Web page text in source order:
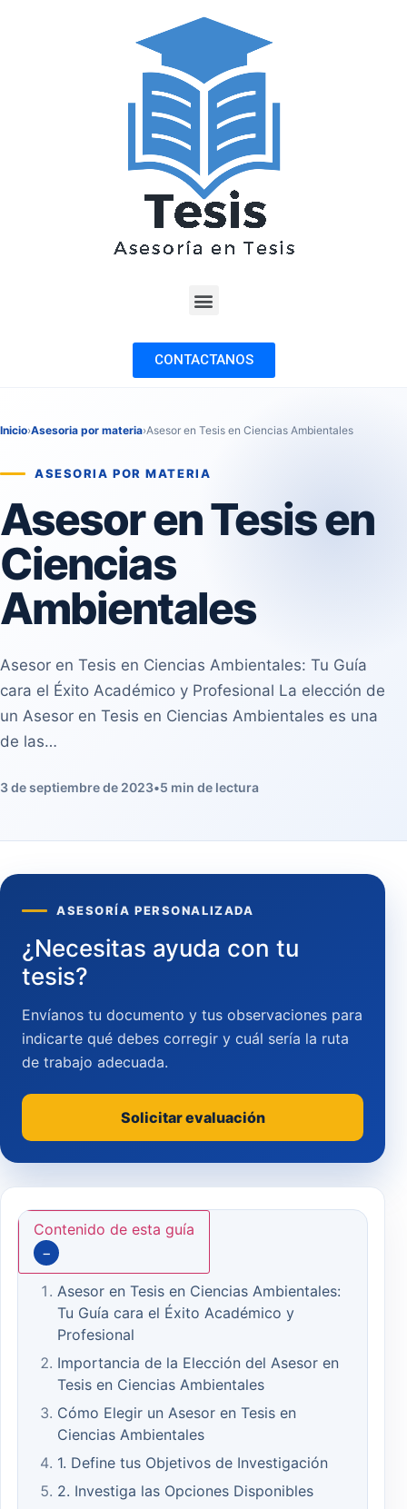
CONTACTANOS
Inicio›Asesoria por materia›Asesor en Tesis en Ciencias Ambientales
ASESORIA POR MATERIA
Asesor en Tesis en
Ciencias
Ambientales
Asesor en Tesis en Ciencias Ambientales: Tu Guía
cara el Éxito Académico y Profesional La elección de
un Asesor en Tesis en Ciencias Ambientales es una
de las…
3 de septiembre de 2023•5 min de lectura
Contenido de esta guía
−
Asesor en Tesis en Ciencias Ambientales:
Tu Guía cara el Éxito Académico y
Profesional
Importancia de la Elección del Asesor en
Tesis en Ciencias Ambientales
Cómo Elegir un Asesor en Tesis en
Ciencias Ambientales
1. Define tus Objetivos de Investigación
2. Investiga las Opciones Disponibles
ASESORÍA PERSONALIZADA
¿Necesitas ayuda con tu
tesis?
Envíanos tu documento y tus observaciones para
indicarte qué debes corregir y cuál sería la ruta
de trabajo adecuada.
Solicitar evaluación